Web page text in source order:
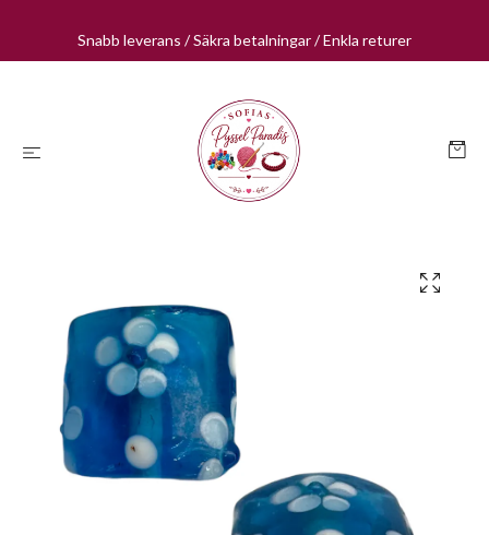
Snabb leverans / Säkra betalningar / Enkla returer